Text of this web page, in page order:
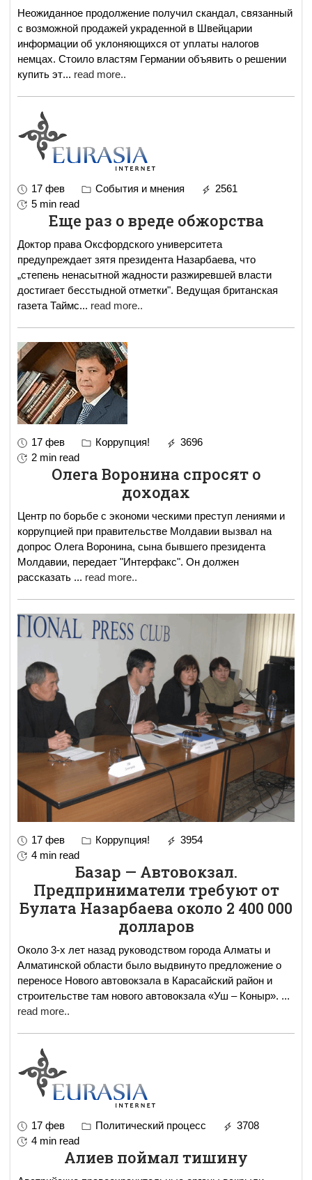
Неожиданное продолжение получил скандал, связанный
с возможной продажей украденной в Швейцарии
информации об уклоняющихся от уплаты налогов
немцах. Стоило властям Германии объявить о решении
купить эт... read more..
17 фев События и мнения
2561
5 min read
Еще раз о вреде обжорства
Доктор права Оксфордского университета
предупреждает зятя президента Назарбаева, что
„степень ненасытной жадности разжиревшей власти
достигает бесстыдной отметки". Bедущая британская
газета Таймс... read more..
17 фев Коррупция!
3696
2 min read
Олега Воронина спросят о
доходах
Центр по борьбе с экономи ческими преступ лениями и
коррупцией при правительстве Молдавии вызвал на
допрос Олега Воронина, сына бывшего президента
Молдавии, передает "Интерфакс". Он должен
рассказать ... read more..
17 фев Коррупция!
3954
4 min read
Базар — Автовокзал.
Предприниматели требуют от
Булата Назарбаева около 2 400 000
долларов
Около 3-х лет назад руководством города Алматы и
Алматинской области было выдвинуто предложение о
переносе Нового автовокзала в Карасайский район и
строительстве там нового автовокзала «Уш – Коныр». ...
read more..
17 фев Политический процесс
3708
4 min read
Алиев поймал тишину